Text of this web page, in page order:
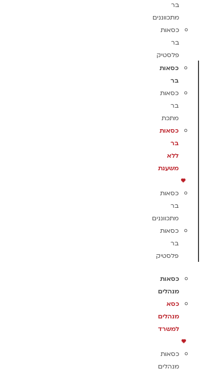
בר
מתכווננים
כסאות
בר
פלסטיק
כסאות
בר
כסאות
בר
מתכת
כסאות
בר
ללא
משענת
כסאות
בר
מתכווננים
כסאות
בר
פלסטיק
כסאות
מנהלים
כסא
מנהלים
למשרד
כסאות
מנהלים